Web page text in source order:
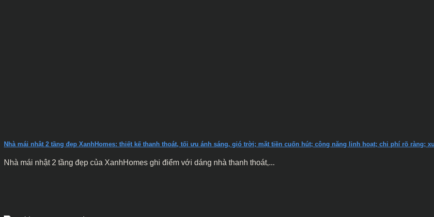
Nhà mái nhật 2 tầng đẹp XanhHomes: thiết kế thanh thoát, tối ưu ánh sáng, gió trời; mặt tiền cuốn hút; công năng linh hoạt; chi phí rõ ràng;
Nhà mái nhật 2 tầng đẹp của XanhHomes ghi điểm với dáng nhà thanh thoát,...